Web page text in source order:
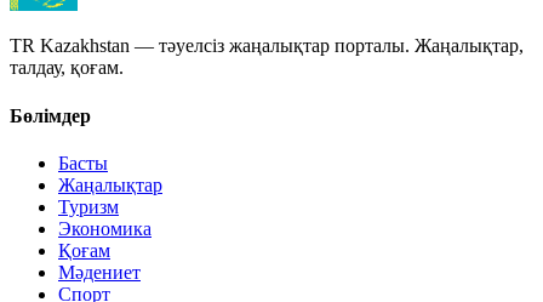
TR Kazakhstan — тәуелсіз жаңалықтар порталы. Жаңалықтар,
талдау, қоғам.
Бөлімдер
Басты
Жаңалықтар
Туризм
Экономика
Қоғам
Мәдениет
Спорт